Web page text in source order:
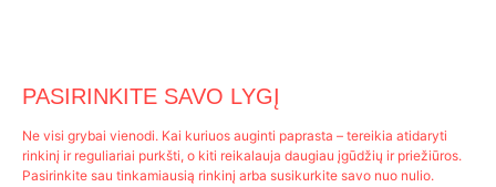
PASIRINKITE SAVO LYGĮ
Ne visi grybai vienodi. Kai kuriuos auginti paprasta – tereikia atidaryti
rinkinį ir reguliariai purkšti, o kiti reikalauja daugiau įgūdžių ir priežiūros.
Pasirinkite sau tinkamiausią rinkinį arba susikurkite savo nuo nulio.